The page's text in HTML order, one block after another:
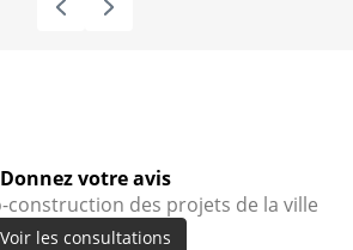
Donnez votre avis
construction des projets de la ville
Voir les consultations